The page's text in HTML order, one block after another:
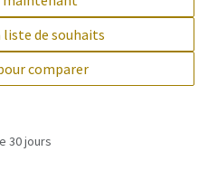
comparer
de souhaits
30 jours